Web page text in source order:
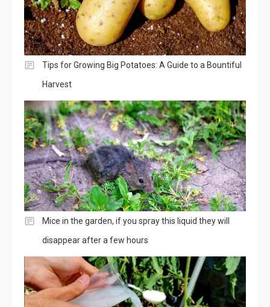
Tips for Growing Big Potatoes: A Guide to a Bountiful
Harvest
Mice in the garden, if you spray this liquid they will
disappear after a few hours